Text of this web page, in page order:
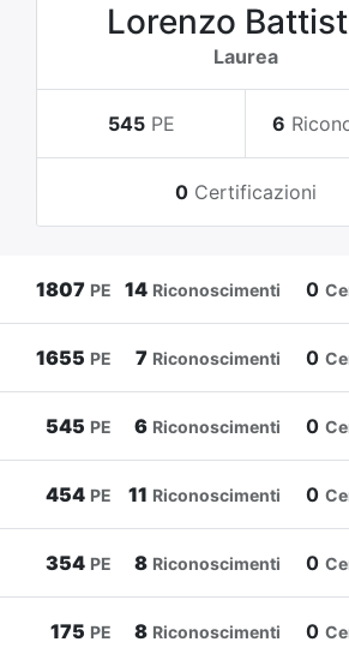
Lorenzo
Laurea
545 PE 6
0 Certificazioni
1807 PE 14 Riconoscimenti 0
1655 PE 7 Riconoscimenti 0
545 PE 6 Riconoscimenti 0
454 PE 11 Riconoscimenti 0
354 PE 8 Riconoscimenti 0
175 PE 8 Riconoscimenti 0